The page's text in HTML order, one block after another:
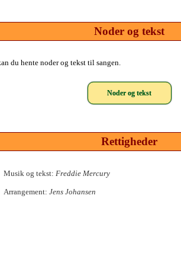
Noder og tekst
du hente noder og tekst til sangen.
Noder og tekst
Rettigheder
Musik og tekst: Freddie Mercury
Arrangement: Jens Johansen